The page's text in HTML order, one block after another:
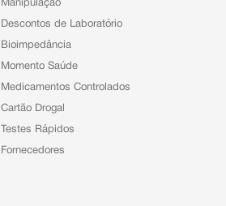
Manipulação
Descontos de Laboratório
Bioimpedância
Momento Saúde
Medicamentos Controlados
Cartão Drogal
Testes Rápidos
Fornecedores